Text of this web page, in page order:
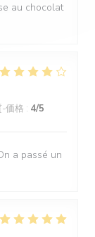
au chocolat
価格 : 4/5
a passé un